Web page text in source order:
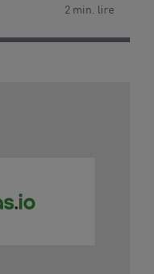
2 min. lire